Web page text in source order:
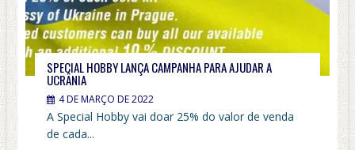
SPECIAL HOBBY LANÇA CAMPANHA PARA AJUDAR A
UCRÂNIA
4 DE MARÇO DE 2022
A Special Hobby vai doar 25% do valor de venda
de cada...